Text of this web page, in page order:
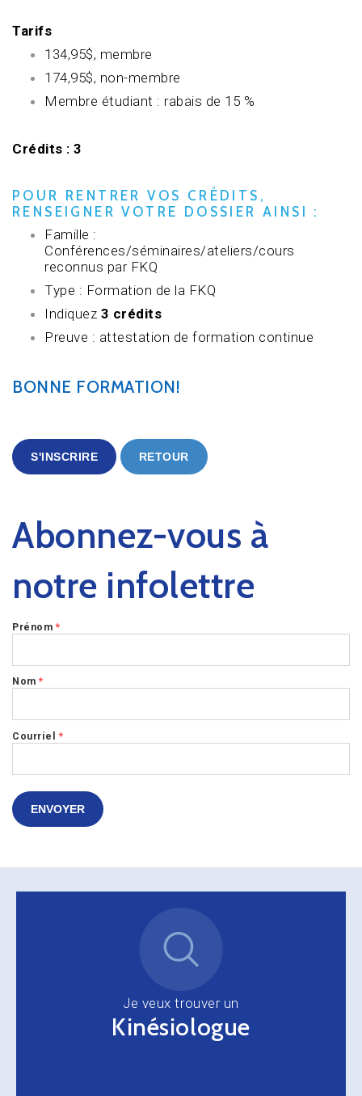
Tarifs
134,95$, membre
174,95$, non-membre
Membre étudiant : rabais de 15 %
Crédits : 3
POUR RENTRER VOS CRÉDITS,
RENSEIGNER VOTRE DOSSIER AINSI :
Famille :
Conférences/séminaires/ateliers/cours
reconnus par FKQ
Type : Formation de la FKQ
Indiquez 3 crédits
Preuve : attestation de formation continue
BONNE FORMATION!
S'INSCRIRE RETOUR
Abonnez-vous à
notre infolettre
Prénom *
Nom *
Courriel *
ENVOYER
Je veux trouver un
Kinésiologue